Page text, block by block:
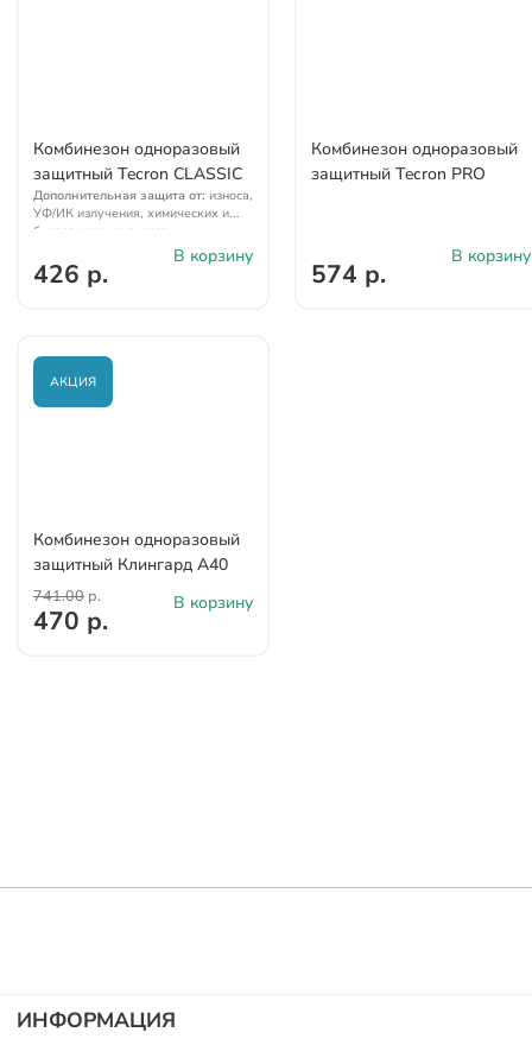
Комбинезон одноразовый
защитный Tecron CLASSIC
Дополнительная защита от: износа,
УФ/ИК излучения, химических и
биологических рисков,
426 р.
В корзину
Комбинезон одноразовый
защитный Tecron PRO
574 р.
В корзину
Комбинезон одноразовый
защитный Клингард А40
741.00 р.
470 р.
В корзину
АКЦИЯ
ИНФОРМАЦИЯ